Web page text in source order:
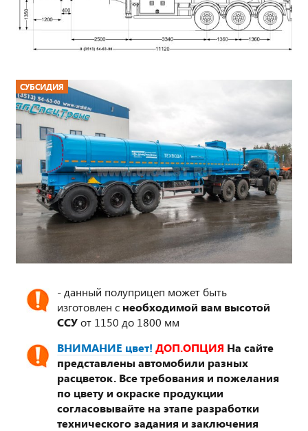
СУБСИДИЯ
- данный полуприцеп может быть
изготовлен с необходимой вам высотой
ССУот 1150 до 1800 мм
ВНИМАНИЕ цвет! ДОП.ОПЦИЯ На сайте
представлены автомобили разных
расцветок. Все требования и пожелания
по цвету и окраске продукции
согласовывайте на этапе разработки
технического задания и заключения